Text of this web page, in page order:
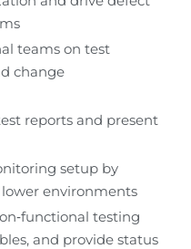
teams on test
change
reports and present
setup by
environments
testing
and provide status